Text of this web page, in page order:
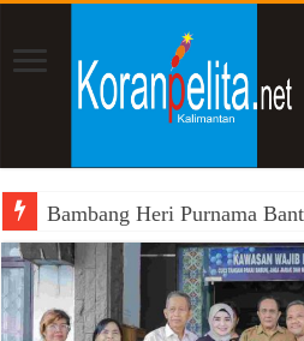
Bambang Heri Purnama